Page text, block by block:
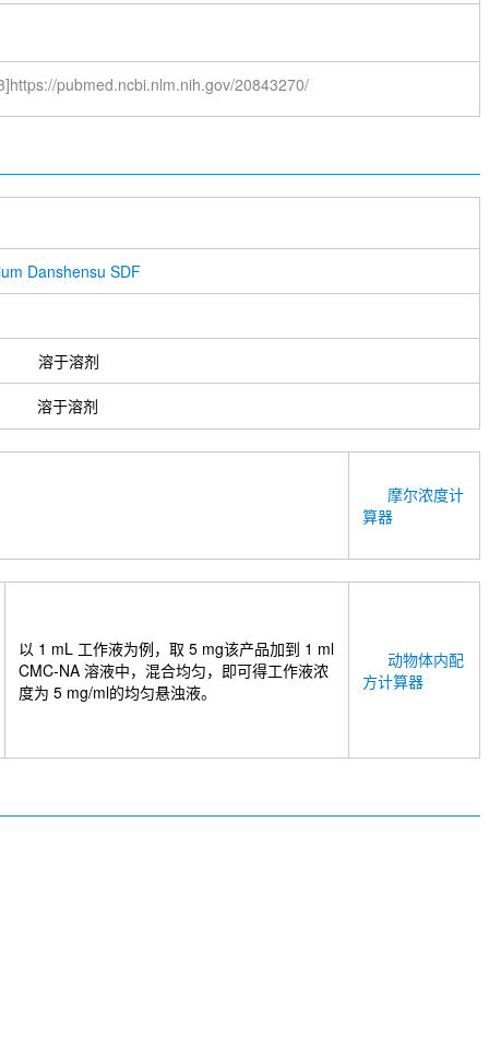
pubmed.ncbi.nlm.nih.gov/20843270/
Danshensu SDF
溶于溶剂
溶于溶剂
摩尔浓度计
算器
动物体内配
方计算器
以 1 mL 工作液为例，取 5 mg该产品加到 1 ml
CMC-NA 溶液中，混合均匀，即可得工作液浓
度为 5 mg/ml的均匀悬浊液。